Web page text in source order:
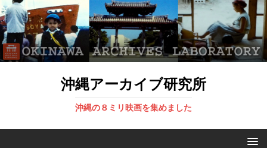
沖縄アーカイブ研究所
沖縄の８ミリ映画を集めました